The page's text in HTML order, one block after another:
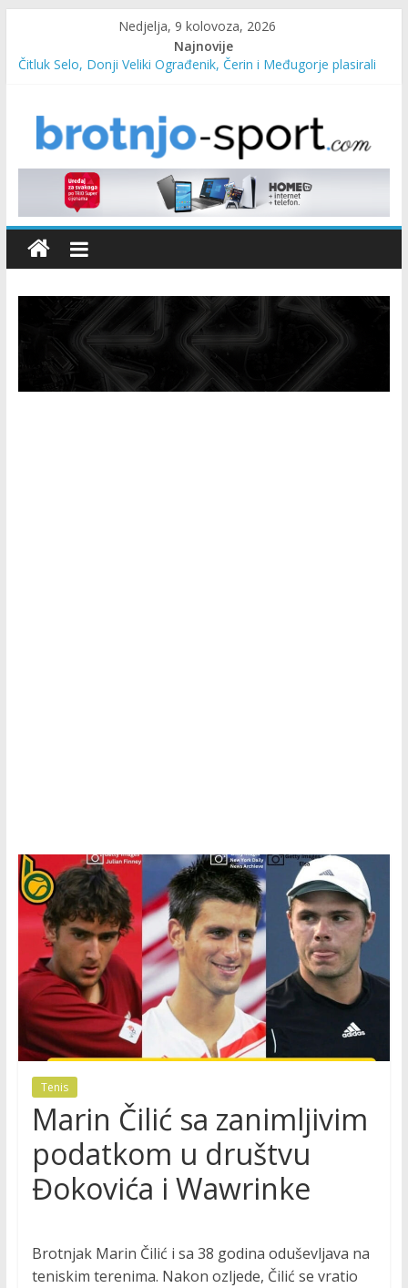
Nedjelja, 9 kolovoza, 2026
Najnovije
Čitluk Selo, Donji Veliki Ograđenik, Čerin i Međugorje plasirali
Marin Čilić napredovao na ATP ljestvici
Poznati polufinalisti MNL MZ općine Čitluk – Brotnjo 2026.
Predsjednica Vlade Marija Buhač, ministar Ivo Bevanda i
načelnik Marin Radišić čestitali organizatoricama na realizaciji
sportsko edukativnog kampa “Izlazi vani”
Tenis
Marin Čilić sa zanimljivim
podatkom u društvu
Đokovića i Wawrinke
Brotnjak Marin Čilić i sa 38 godina oduševljava na
teniskim terenima. Nakon ozljede, Čilić se vratio